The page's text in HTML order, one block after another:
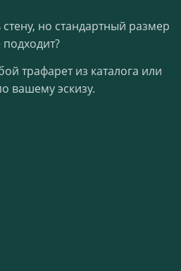
но стандартный размер
подходит?
трафарет из каталога или
вашему эскизу.